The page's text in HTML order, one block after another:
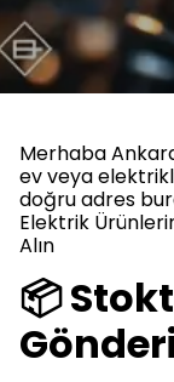
Merhaba
ev veya
doğru adres
Elektrik
Alın
📦